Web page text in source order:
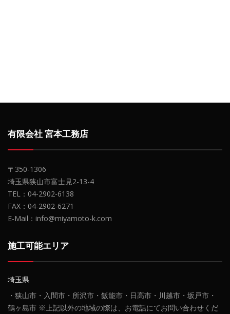
有限会社 宮本工務店
〒350-1306
埼玉県狭山市富士見2-13-4
TEL：04-2902-6138
FAX：04-2902-6271
E-Mail：info@miyamoto-k.com
施工可能エリア
埼玉県
・狭山市・入間市・所沢市・飯能市・日高市・川越市・坂戸市・
鶴ヶ島市 ※上記以外の地域の際は、お電話にてお問い合わせくだ